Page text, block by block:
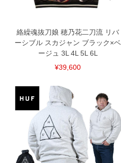
絡繰魂抜刀娘 穂乃花二刀流 リバ
ーシブル スカジャン ブラック×ベ
ージュ 3L 4L 5L 6L
¥39,600